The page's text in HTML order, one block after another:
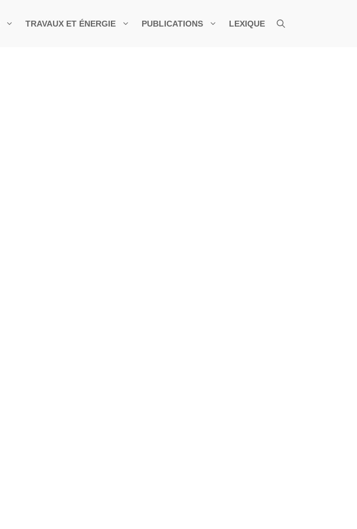
TRAVAUX ET ÉNERGIE PUBLICATIONS LEXIQUE